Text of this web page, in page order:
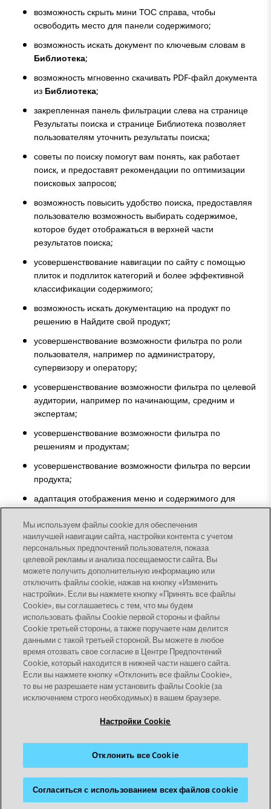
возможность скрыть мини ТОС справа, чтобы
освободить место для панели содержимого;
возможность искать документ по ключевым словам в
Библиотека;
возможность мгновенно скачивать PDF-файл документа
из Библиотека;
закрепленная панель фильтрации слева на странице
Результаты поиска и странице Библиотека позволяет
пользователям уточнить результаты поиска;
советы по поиску помогут вам понять, как работает
поиск, и предоставят рекомендации по оптимизации
поисковых запросов;
возможность повысить удобство поиска, предоставляя
пользователю возможность выбирать содержимое,
которое будет отображаться в верхней части
результатов поиска;
усовершенствование навигации по сайту с помощью
плиток и подплиток категорий и более эффективной
классификации содержимого;
возможность искать документацию на продукт по
решению в Найдите свой продукт;
усовершенствование возможности фильтра по роли
пользователя, например по администратору,
супервизору и оператору;
усовершенствование возможности фильтра по целевой
аудитории, например по начинающим, средним и
экспертам;
усовершенствование возможности фильтра по
решениям и продуктам;
усовершенствование возможности фильтра по версии
продукта;
адаптация отображения меню и содержимого для
мобильных устройств.
Send Feedback
Topic navigation
Предыдущая тема Следующая тема
STAY CONNECTED
Условия использования
Конфиденциальность
Политика cookie
Товарные знаки
© 2026 Avaya LLC
Мы используем файлы cookie для обеспечения
наилучшей навигации сайта, настройки контента с учетом
персональных предпочтений пользователя, показа
целевой рекламы и анализа посещаемости сайта. Вы
можете получить дополнительную информацию или
отключить файлы cookie, нажав на кнопку «Изменить
настройки». Если вы нажмете кнопку «Принять все файлы
Cookie», вы соглашаетесь с тем, что мы будем
использовать файлы Cookie первой стороны и файлы
Cookie третьей стороны, а также поручаете нам делится
данными с такой третьей стороной. Вы можете в любое
время отозвать свое согласие в Центре Предпочтений
Cookie, который находится в нижней части нашего сайта.
Если вы нажмете кнопку «Отклонить все файлы Cookie»,
то вы не разрешаете нам установить файлы Cookie (за
исключением строго необходимых) в вашем браузере.
Настройки Cookie
Отклонить все Cookie
Согласиться с использованием всех файлов cookie